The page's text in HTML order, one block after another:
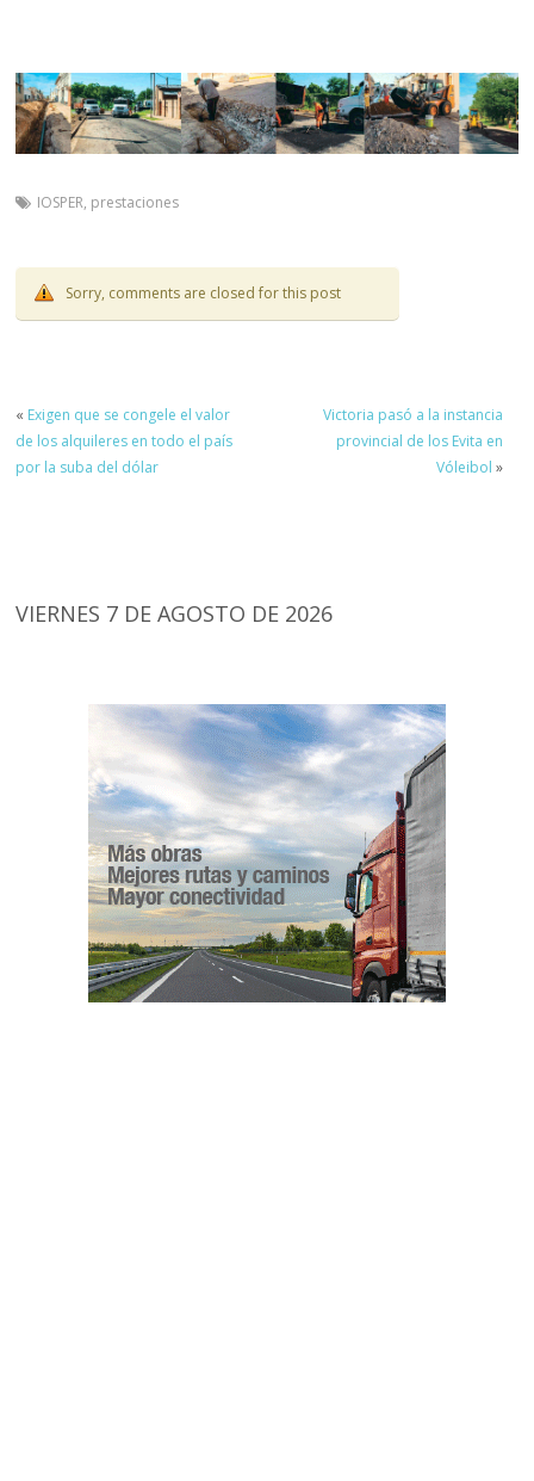
IOSPER, prestaciones
Sorry, comments are closed for this post
« Exigen que se congele el valor
de los alquileres en todo el país
por la suba del dólar
Victoria pasó a la instancia
provincial de los Evita en
Vóleibol »
VIERNES 7 DE AGOSTO DE 2026